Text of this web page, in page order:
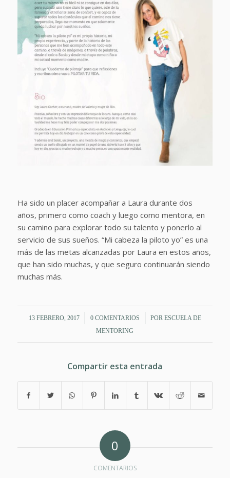
Ha sido un placer acompañar a Laura durante dos
años, primero como coach y luego como mentora, en
su camino para explorar todo su talento y ponerlo al
servicio de sus sueños. “Mi cabeza la piloto yo” es una
más de las metas alcanzadas por Laura en estos años,
que han sido muchas, y que seguro continuarán siendo
muchas más.
13 FEBRERO, 2017
/ 0 COMENTARIOS
/ POR ESCUELA DE
MENTORING
Compartir esta entrada
0
COMENTARIOS